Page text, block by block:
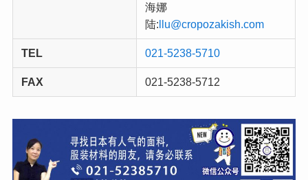
海娜
陆:llu@cropozakish.com
TEL 021-5238-5710
FAX 021-5238-5712